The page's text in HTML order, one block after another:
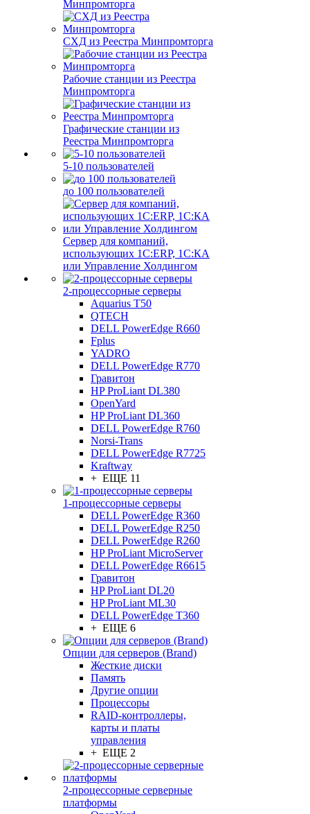
Минпромторга
СХД из Реестра Минпромторга
Рабочие станции из Реестра
Минпромторга
Графические станции из
Реестра Минпромторга
5-10 пользователей
до 100 пользователей
Сервер для компаний,
использующих 1C:ERP, 1С:КА
или Управление Холдингом
2-процессорные серверы
Aquarius T50
QTECH
DELL PowerEdge R660
Fplus
YADRO
DELL PowerEdge R770
Гравитон
HP ProLiant DL380
OpenYard
HP ProLiant DL360
DELL PowerEdge R760
Norsi-Trans
DELL PowerEdge R7725
Kraftway
+ ЕЩЕ 11
1-процессорные серверы
DELL PowerEdge R360
DELL PowerEdge R250
DELL PowerEdge R260
HP ProLiant MicroServer
DELL PowerEdge R6615
Гравитон
HP ProLiant DL20
HP ProLiant ML30
DELL PowerEdge T360
+ ЕЩЕ 6
Опции для серверов (Brand)
Жесткие диски
Память
Другие опции
Процессоры
RAID-контроллеры,
карты и платы
управления
+ ЕЩЕ 2
2-процессорные серверные
платформы